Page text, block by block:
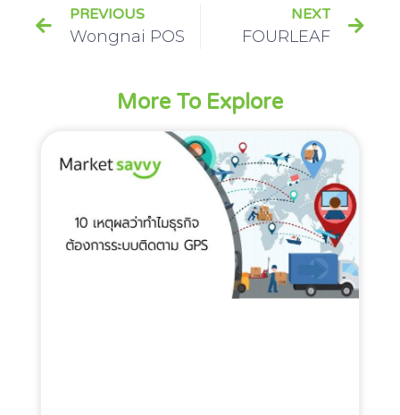
PREVIOUS
Wongnai POS
NEXT
FOURLEAF
More To Explore